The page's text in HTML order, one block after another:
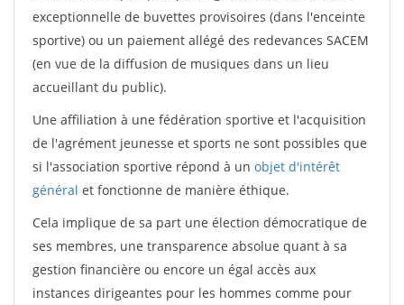
exceptionnelle de buvettes provisoires (dans l'enceinte
sportive) ou un paiement allégé des redevances SACEM
(en vue de la diffusion de musiques dans un lieu
accueillant du public).
Une affiliation à une fédération sportive et l'acquisition
de l'agrément jeunesse et sports ne sont possibles que
si l'association sportive répond à un objet d'intérêt
général et fonctionne de manière éthique.
Cela implique de sa part une élection démocratique de
ses membres, une transparence absolue quant à sa
gestion financière ou encore un égal accès aux
instances dirigeantes pour les hommes comme pour